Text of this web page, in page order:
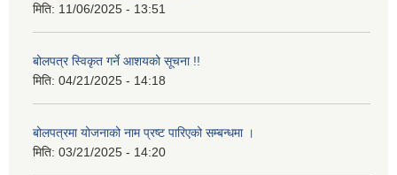
मिति: 11/06/2025 - 13:51
बोलपत्र स्विकृत गर्ने आशयको सूचना !!
मिति: 04/21/2025 - 14:18
बोलपत्रमा योजनाको नाम प्रष्ट पारिएको सम्बन्धमा ।
मिति: 03/21/2025 - 14:20